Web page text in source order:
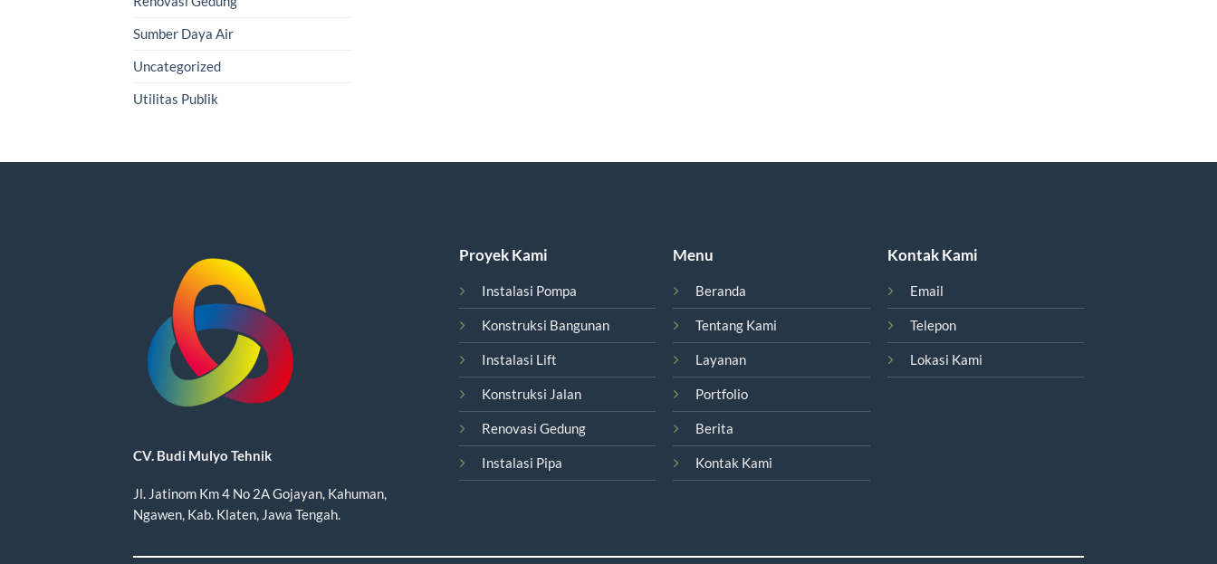
Sumber Daya Air
Uncategorized
Utilitas Publik
CV. Budi Mulyo Tehnik
Jl. Jatinom Km 4 No 2A Gojayan, Kahuman,
Ngawen, Kab. Klaten, Jawa Tengah.
Proyek Kami
Instalasi Pompa
Konstruksi Bangunan
Instalasi Lift
Konstruksi Jalan
Renovasi Gedung
Instalasi Pipa
Menu
Beranda
Tentang Kami
Layanan
Portfolio
Berita
Kontak Kami
Kontak Kami
Email
Telepon
Lokasi Kami